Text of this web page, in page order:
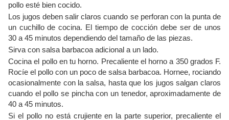
pollo esté bien cocido.
Los jugos deben salir claros cuando se perforan con la punta de
un cuchillo de cocina. El tiempo de cocción debe ser de unos
30 a 45 minutos dependiendo del tamaño de las piezas.
Sirva con salsa barbacoa adicional a un lado.
Cocina el pollo en tu horno. Precaliente el horno a 350 grados F.
Rocíe el pollo con un poco de salsa barbacoa. Hornee, rociando
ocasionalmente con la salsa, hasta que los jugos salgan claros
cuando el pollo se pincha con un tenedor, aproximadamente de
40 a 45 minutos.
Si el pollo no está crujiente en la parte superior, precaliente el